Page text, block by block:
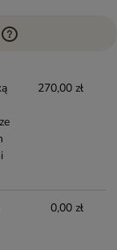
270,00 zł
0,00 zł